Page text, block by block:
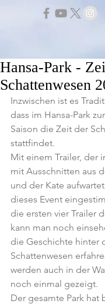
Hansa-Park -
Schattenwesen
Inzwischen ist es
dass im Hansa-Park
Saison die Zeit der
stattfindet.
Mit einem Trailer, der
mit Ausschnitten aus
und der Kate
dieses Event
die ersten vier Trailer
kann man noch
die Geschichte hinter
Schattenwesen
werden auch in der
noch einmal gezeigt.
Der gesamte Park hat